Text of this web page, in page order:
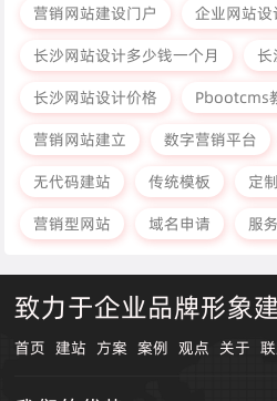
营销网站建设门户
企业网站设
长沙网站设计多少钱一个月
长
长沙网站设计价格
Pbootcms
营销网站建立
数字营销平台
无代码建站
传统模板 定
营销型网站
域名申请 服
致力于企业品牌形象
首页 建站 方案 案例 观点 关于